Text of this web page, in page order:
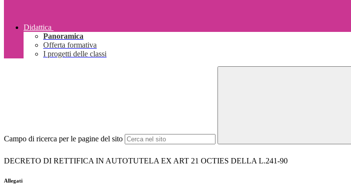
Didattica
Panoramica
Offerta formativa
I progetti delle classi
Campo di ricerca per le pagine del sito
DECRETO DI RETTIFICA IN AUTOTUTELA EX ART 21 OCTIES DELLA L.241-90
Allegati